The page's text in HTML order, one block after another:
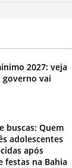
2027: veja
vai
buscas: Quem
adolescentes
após
festas na Bahia